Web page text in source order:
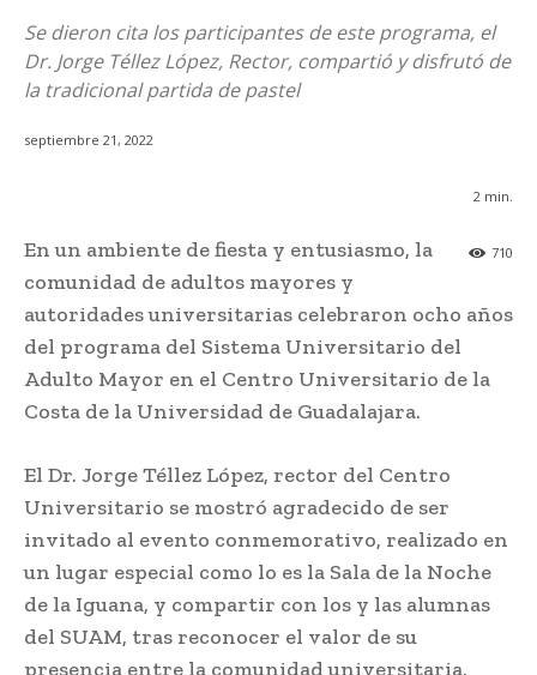
Se dieron cita los participantes de este programa, el
Dr. Jorge Téllez López, Rector, compartió y disfrutó de
la tradicional partida de pastel
septiembre 21, 2022
2 min.
710
En un ambiente de fiesta y entusiasmo, la
comunidad de adultos mayores y
autoridades universitarias celebraron ocho años
del programa del Sistema Universitario del
Adulto Mayor en el Centro Universitario de la
Costa de la Universidad de Guadalajara.
El Dr. Jorge Téllez López, rector del Centro
Universitario se mostró agradecido de ser
invitado al evento conmemorativo, realizado en
un lugar especial como lo es la Sala de la Noche
de la Iguana, y compartir con los y las alumnas
del SUAM, tras reconocer el valor de su
presencia entre la comunidad universitaria.